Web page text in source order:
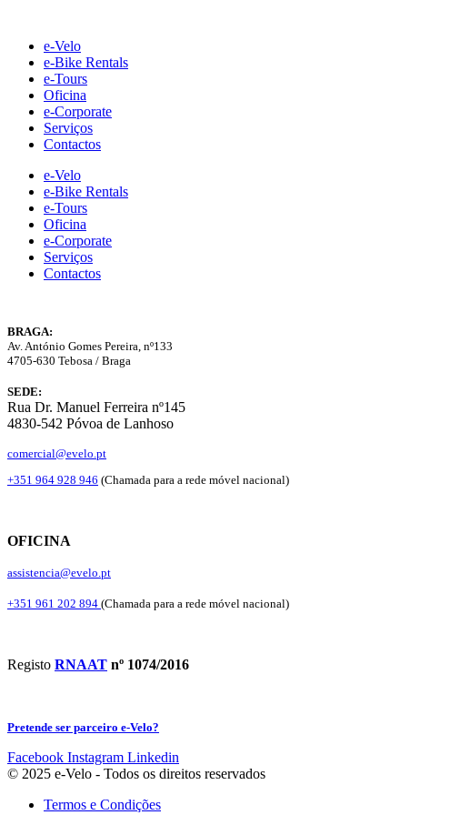
contente-Velo
e-Bike Rentals
e-Tours
Oficina
e-Corporate
Serviços
Contactos
e-Velo
e-Bike Rentals
e-Tours
Oficina
e-Corporate
Serviços
Contactos
BRAGA:
Av. António Gomes Pereira, nº133
4705-630 Tebosa / Braga
SEDE:
Rua Dr. Manuel Ferreira nº145
4830-542 Póvoa de Lanhoso
comercial@evelo.pt
+351 964 928 946 (Chamada para a rede móvel nacional)
OFICINA
assistencia@evelo.pt
+351 961 202 894 (Chamada para a rede móvel nacional)
Registo RNAAT nº 1074/2016
Pretende ser parceiro e-Velo?
Facebook Instagram Linkedin
© 2025 e-Velo - Todos os direitos reservados
Termos e Condições